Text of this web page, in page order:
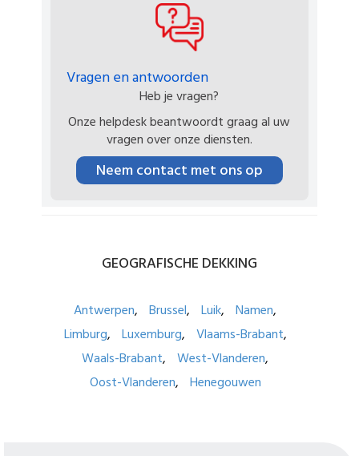
Vragen en antwoorden
Heb je vragen?
Onze helpdesk beantwoordt graag al uw
vragen over onze diensten.
Neem contact met ons op
GEOGRAFISCHE DEKKING
Antwerpen Brussel Luik
Namen
Limburg
Luxemburg
Vlaams-Brabant
Waals-Brabant
West-Vlanderen
Oost-Vlanderen
Henegouwen